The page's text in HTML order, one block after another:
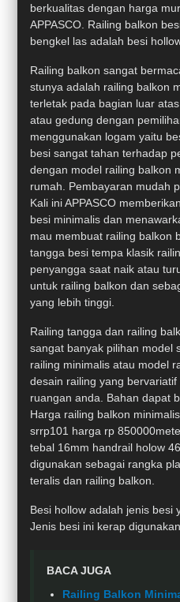
berkualitas dengan harga
APPASCO. Railing balkon
bengkel las adalah besi
Railing balkon sangat
stunya adalah railing balkon
terletak pada bagian luar
atau gedung dengan
menggunakan logam yaitu
besi sangat tahan terhadap
dengan model railing balkon
rumah. Pembayaran mudah
Kali ini APPASCO
besi minimalis dan
mau membuat railing balkon
tangga besi tempa klasik
penyangga saat naik atau
untuk railing balkon dan
yang lebih tinggi.
Railing tangga dan railing
sangat banyak pilihan model
railing minimalis atau model
desain railing yang
ruangan anda. Bahan dapat
Harga railing balkon
srrp101 harga rp
tebal 16mm handrail holow
digunakan sebagai rangka
teralis dan railing balkon.
Besi hollow adalah jenis besi
Jenis besi ini kerap
BACA JUGA
Railing Balkon